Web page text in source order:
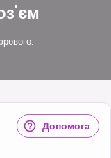
Допомога